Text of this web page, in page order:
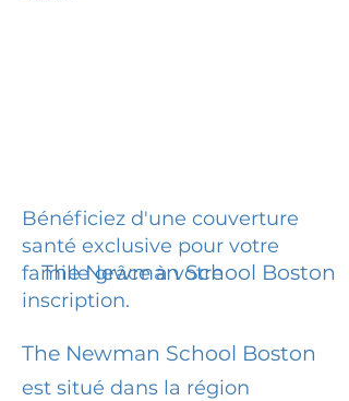
Bénéficiez d'une couverture
santé exclusive pour votre
famille grâce à votre
inscription.
The Newman School Boston
The Newman School Boston
est situé dans la région